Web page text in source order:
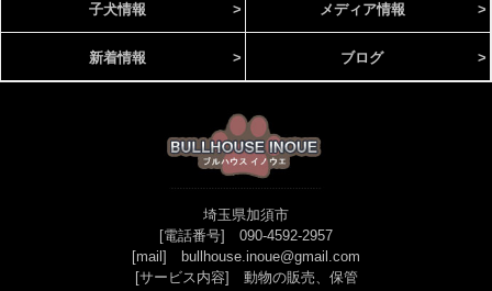
子犬情報 > メディア情報 >
新着情報 > ブログ >
埼玉県加須市
[電話番号] 090-4592-2957
[mail] bullhouse.inoue@gmail.com
[サービス内容] 動物の販売、保管